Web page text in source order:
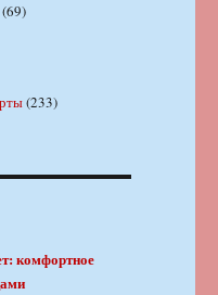
(69)
(233)
комфортное